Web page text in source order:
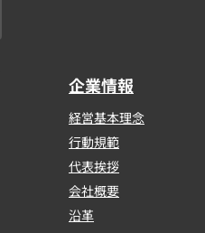
企業情報
経営基本理念
行動規範
代表挨拶
会社概要
沿革